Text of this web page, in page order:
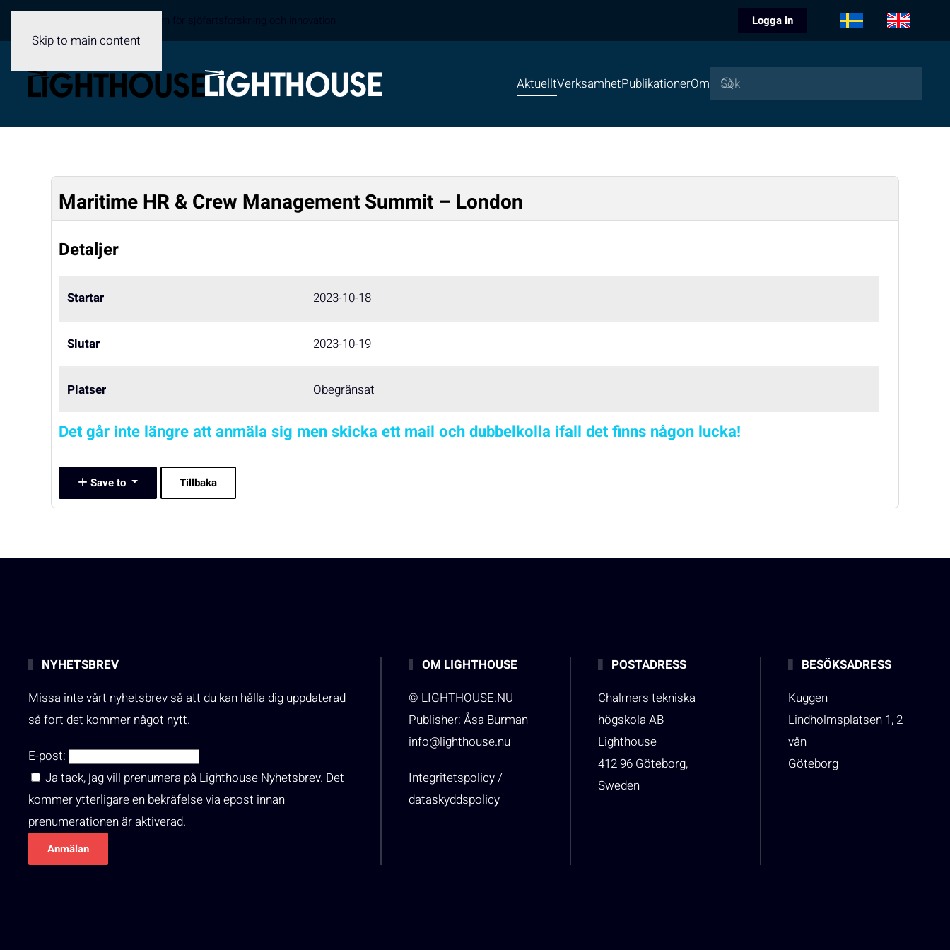
Skip to main content
Logga in
AktuelltVerksamhetPublikationerOm
Maritime HR & Crew Management Summit – London
Detaljer
Startar 2023-10-18
Slutar 2023-10-19
Platser Obegränsat
Det går inte längre att anmäla sig men skicka ett mail och dubbelkolla ifall det finns någon lucka!
Save to Tillbaka
NYHETSBREV
Missa inte vårt nyhetsbrev så att du kan hålla dig uppdaterad
så fort det kommer något nytt.
E-post:
Ja tack, jag vill prenumera på Lighthouse Nyhetsbrev. Det
kommer ytterligare en bekräfelse via epost innan
prenumerationen är aktiverad.
OM LIGHTHOUSE
© LIGHTHOUSE.NU
Publisher: Åsa Burman
info@lighthouse.nu
Integritetspolicy /
dataskyddspolicy
POSTADRESS
Chalmers tekniska
högskola AB
Lighthouse
412 96 Göteborg,
Sweden
BESÖKSADRESS
Kuggen
Lindholmsplatsen 1, 2
vån
Göteborg